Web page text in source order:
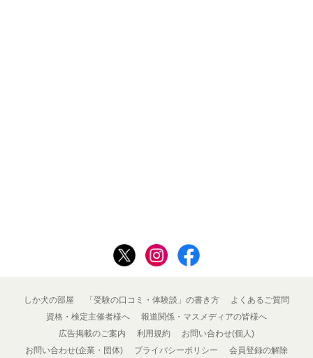
しか犬の部屋 「受験の口コミ・体験談」の書き方
よくあるご質問
資格・検定主催者様へ
報道関係・マスメディアの皆様へ
広告掲載のご案内
利用規約
お問い合わせ(個人)
お問い合わせ(企業・団体)
プライバシーポリシー 会員登録の解除